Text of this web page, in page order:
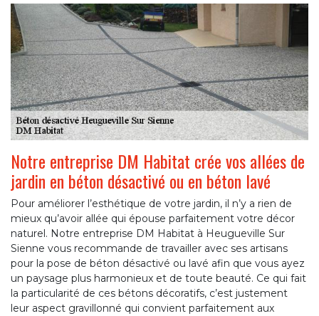
Notre entreprise DM Habitat crée vos allées de
jardin en béton désactivé ou en béton lavé
Pour améliorer l’esthétique de votre jardin, il n’y a rien de
mieux qu’avoir allée qui épouse parfaitement votre décor
naturel. Notre entreprise DM Habitat à Heugueville Sur
Sienne vous recommande de travailler avec ses artisans
pour la pose de béton désactivé ou lavé afin que vous ayez
un paysage plus harmonieux et de toute beauté. Ce qui fait
la particularité de ces bétons décoratifs, c’est justement
leur aspect gravillonné qui convient parfaitement aux